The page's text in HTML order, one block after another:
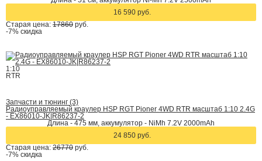
16 590 руб.
Старая цена: 17860 руб.
-7% скидка
1:10
RTR
Запчасти и тюнинг (3)
Радиоуправляемый краулер HSP RGT Pioner 4WD RTR масштаб 1:10 2.4G
- EX86010-JK|R86237-2
Длина - 475 мм, аккумулятор - NiMh 7.2V 2000mAh
24 850 руб.
Старая цена: 26770 руб.
-7% скидка